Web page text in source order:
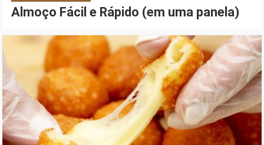
Almoço Fácil e Rápido (em uma panela)